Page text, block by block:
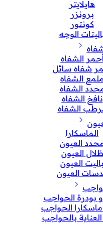
هايلايتر
برونزر
كونتور
الوجه
الشفاه
شفاه سائل
ملمع الشفاه
الشفاه
نافخ الشفاه
الشفاه
الماسكارا
العيون
ظلال العيون
باليت العيون
العيون
و بودرة الحواجب
الحواجب
بالحواجب